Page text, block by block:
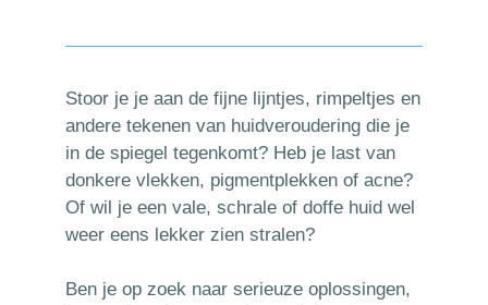
Stoor je je aan de fijne lijntjes, rimpeltjes en
andere tekenen van huidveroudering die je
in de spiegel tegenkomt? Heb je last van
donkere vlekken, pigmentplekken of acne?
Of wil je een vale, schrale of doffe huid wel
weer eens lekker zien stralen?
Ben je op zoek naar serieuze oplossingen,